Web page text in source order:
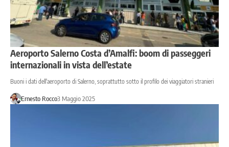
Aeroporto Salerno Costa d’Amalfi: boom di passeggeri
internazionali in vista dell’estate
Buoni i dati dell'aeroporto di Salerno, soprattutto sotto il profilo dei viaggiatori stranieri
Ernesto Rocco3 Maggio 2025